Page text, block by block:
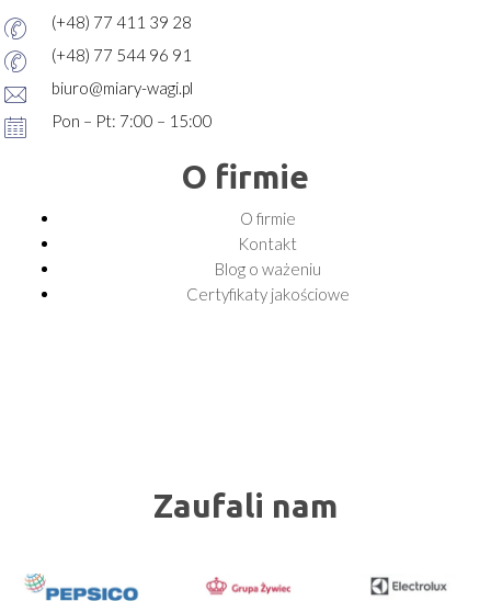
(+48) 77 411 39 28
(+48) 77 544 96 91
biuro@miary-wagi.pl
Pon – Pt: 7:00 – 15:00
O firmie
O firmie
Kontakt
Blog o ważeniu
Certyfikaty jakościowe
Zaufali nam